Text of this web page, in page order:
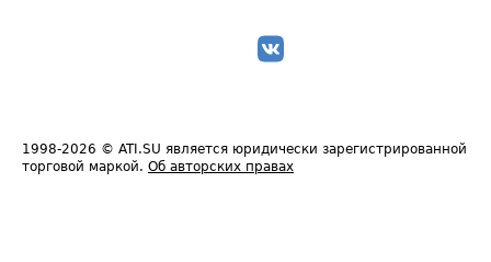
1998-2026 © ATI.SU является юридически зарегистрированной
торговой маркой. Об авторских правах